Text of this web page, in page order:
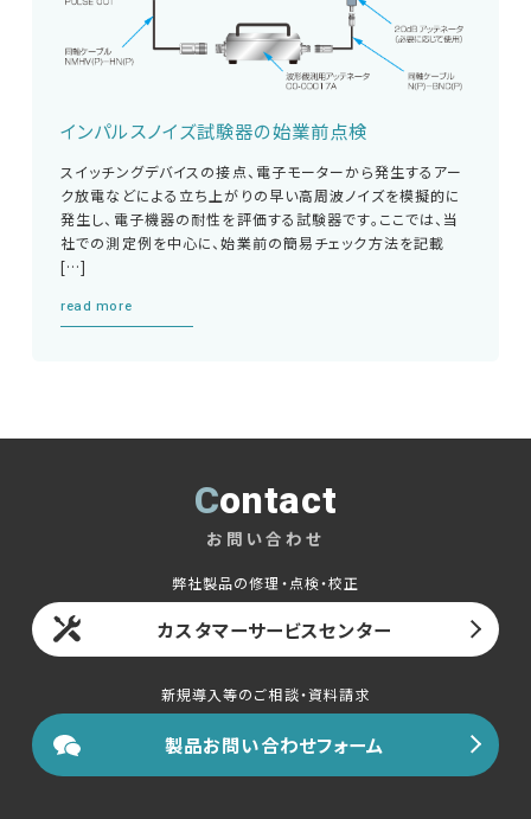
インパルスノイズ試験器の始業前点検
スイッチングデバイスの接点、電子モーターから発生するアー
ク放電などによる立ち上がりの早い高周波ノイズを模擬的に
発生し、電子機器の耐性を評価する試験器です。ここでは、当
社での測定例を中心に、始業前の簡易チェック方法を記載
[…]
read more
Contact
お問い合わせ
弊社製品の修理・点検・校正
カスタマーサービスセンター
新規導入等のご相談・資料請求
製品お問い合わせフォーム